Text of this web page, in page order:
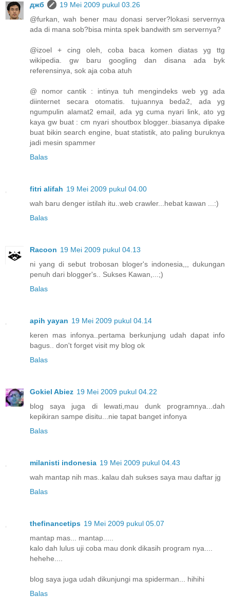
джб
19 Mei 2009 pukul 03.26
@furkan, wah bener mau donasi server?lokasi servernya
ada di mana sob?bisa minta spek bandwith sm servernya?
@izoel + cing oleh, coba baca komen diatas yg ttg
wikipedia. gw baru googling dan disana ada byk
referensinya, sok aja coba atuh
@ nomor cantik : intinya tuh mengindeks web yg ada
diinternet secara otomatis. tujuannya beda2, ada yg
ngumpulin alamat2 email, ada yg cuma nyari link, ato yg
kaya gw buat : cm nyari shoutbox blogger..biasanya dipake
buat bikin search engine, buat statistik, ato paling buruknya
jadi mesin spammer
Balas
fitri alifah 19 Mei 2009 pukul 04.00
wah baru denger istilah itu..web crawler...hebat kawan ...:)
Balas
Racoon 19 Mei 2009 pukul 04.13
ni yang di sebut trobosan bloger's indonesia,,, dukungan
penuh dari blogger's.. Sukses Kawan,...;)
Balas
apih yayan 19 Mei 2009 pukul 04.14
keren mas infonya..pertama berkunjung udah dapat info
bagus.. don't forget visit my blog ok
Balas
Gokiel Abiez 19 Mei 2009 pukul 04.22
blog saya juga di lewati,mau dunk programnya...dah
kepikiran sampe disitu...nie tapat banget infonya
Balas
milanisti indonesia 19 Mei 2009 pukul 04.43
wah mantap nih mas..kalau dah sukses saya mau daftar jg
Balas
thefinancetips 19 Mei 2009 pukul 05.07
mantap mas... mantap.....
kalo dah lulus uji coba mau donk dikasih program nya....
hehehe....
blog saya juga udah dikunjungi ma spiderman... hihihi
Balas